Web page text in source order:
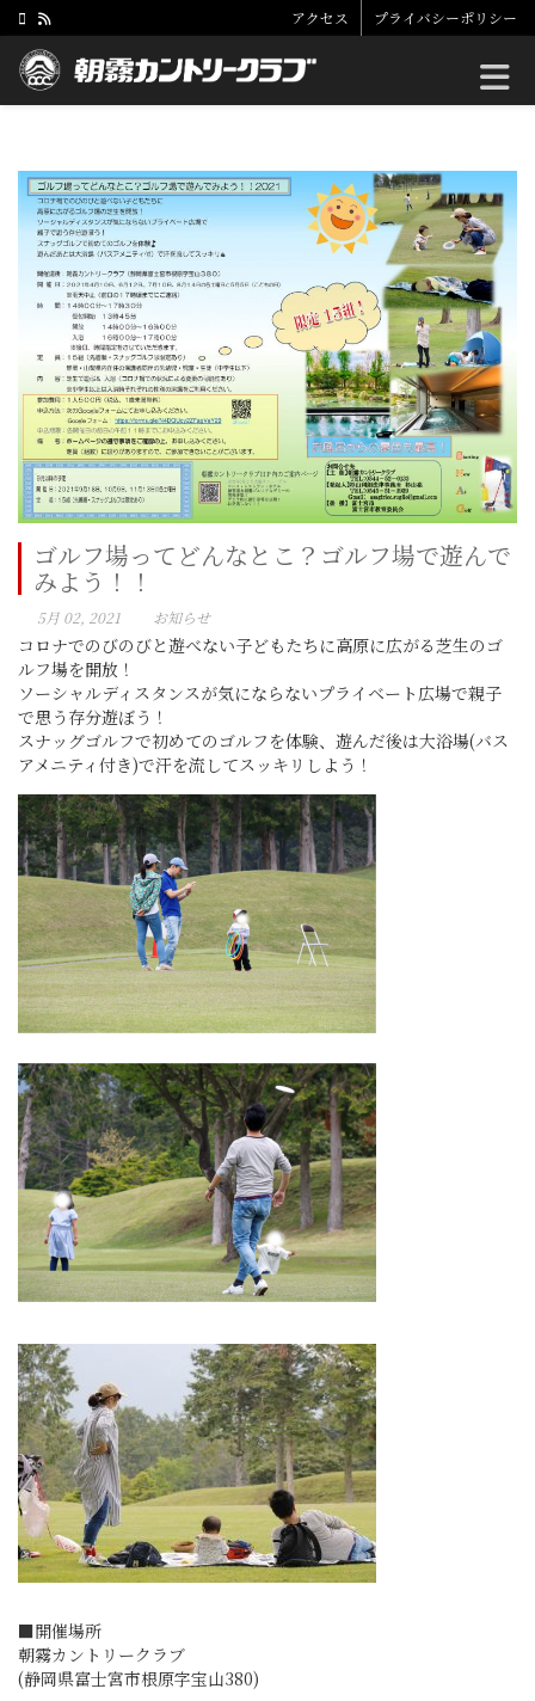
アクセス プライバシーポリシー
ゴルフ場ってどんなとこ？ゴルフ場で遊んで
みよう！！
5月 02, 2021 お知らせ
コロナでのびのびと遊べない子どもたちに高原に広がる芝生のゴ
ルフ場を開放！
ソーシャルディスタンスが気にならないプライベート広場で親子
で思う存分遊ぼう！
スナッグゴルフで初めてのゴルフを体験、遊んだ後は大浴場(バス
アメニティ付き)で汗を流してスッキリしよう！
■開催場所
朝霧カントリークラブ
(静岡県富士宮市根原字宝山380)